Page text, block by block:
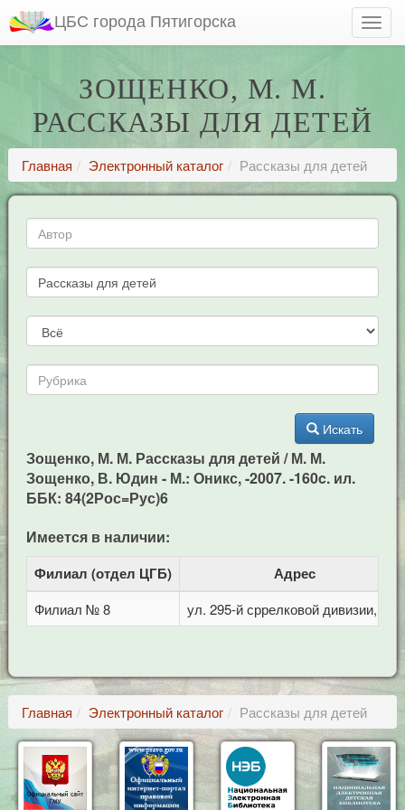
ЦБС города Пятигорска
ЗОЩЕНКО, М. М.
РАССКАЗЫ ДЛЯ ДЕТЕЙ
Главная Электронный каталог Рассказы для детей
Искать
Зощенко, М. М. Рассказы для детей / М. М.
Зощенко, В. Юдин - М.: Оникс, -2007. -160c. ил.
ББК: 84(2Рос=Рус)6
Имеется в наличии:
Филиал (отдел ЦГБ) Адрес
Филиал № 8 ул. 295-й сррелковой дивизии, 114
Главная Электронный каталог Рассказы для детей